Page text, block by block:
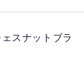
スナットブラ